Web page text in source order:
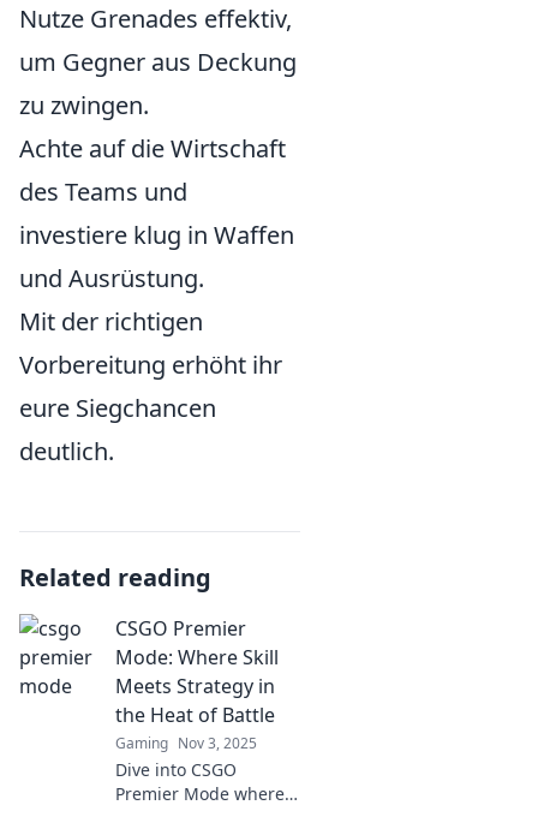
Nutze Grenades effektiv,
um Gegner aus Deckung
zu zwingen.
Achte auf die Wirtschaft
des Teams und
investiere klug in Waffen
und Ausrüstung.
Mit der richtigen
Vorbereitung erhöht ihr
eure Siegchancen
deutlich.
Related reading
CSGO Premier
Mode: Where Skill
Meets Strategy in
the Heat of Battle
Gaming Nov 3, 2025
Dive into CSGO
Premier Mode where